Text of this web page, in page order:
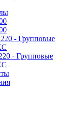
- Групповые
- Групповые